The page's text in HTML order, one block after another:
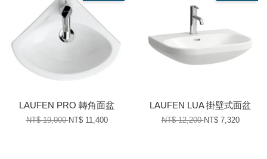
LAUFEN PRO 轉角面盆
NT$ 19,000NT$ 11,400
LAUFEN LUA 掛壁式面盆
NT$ 12,200NT$ 7,320